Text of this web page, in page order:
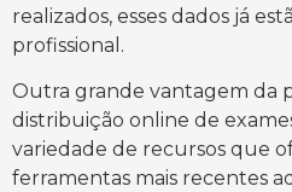
realizados, esses dados já
profissional.
Outra grande vantagem da
distribuição online de
variedade de recursos que
ferramentas mais recentes